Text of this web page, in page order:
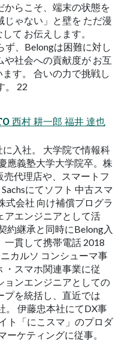
からこそ、端末の状態を
じゃない」と壁を ただ漫
て お伝えします。
、Belongは困難に対し
や社会への貢献度が お互
す。 合いの力で挑戦し
。 22
西村 耕一郎 福井 達也
入社。 大学院で情報科
應義塾大学大学院卒。株
代理店や、スマートフ
にてソフト 中古スマ
式会社 向け補償プログラ
アエンジニアとして活
約継承と同時にBelong入
一貫して携帯電話 2018
カルソ コンシューマ事
・スマホ関連事業に従
ョンエンジニアとしての
プを統括し、直近では
。 伊藤忠本社にてDX事
ト「にこスマ」のプロダ
ーケティングに従事。